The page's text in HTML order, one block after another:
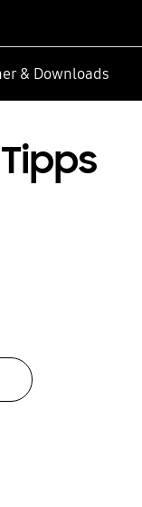
& Downloads